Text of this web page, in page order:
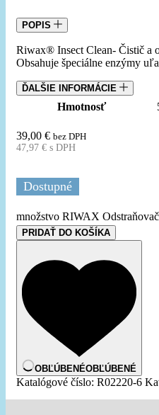
POPIS
Riwax® Insect Clean- Čistič a
Obsahuje špeciálne enzýmy
ĎALŠIE INFORMÁCIE
Hmotnosť
39,00 € bez DPH
47,97 € s DPH
Dostupné
množstvo RIWAX
PRIDAŤ DO KOŠÍKA
OBĽÚBENÉOBĽÚBENÉ
Katalógové číslo: R02220-6